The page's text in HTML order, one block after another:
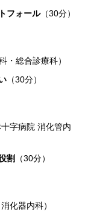
フォール（30分）
総合診療科）
（30分）
字病院 消化管内
割
（30分）
化器内科）